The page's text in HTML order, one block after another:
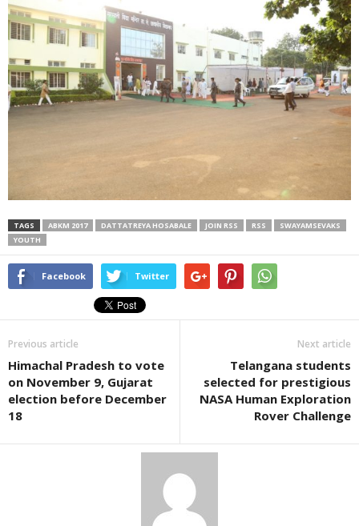
TAGS ABKM 2017 DATTATREYA HOSABALE JOIN RSS RSS
SWAYAMSEVAKS
YOUTH
Facebook Twitter
Previous article
Himachal Pradesh to vote
on November 9, Gujarat
election before December
18
Next article
Telangana students
selected for prestigious
NASA Human Exploration
Rover Challenge